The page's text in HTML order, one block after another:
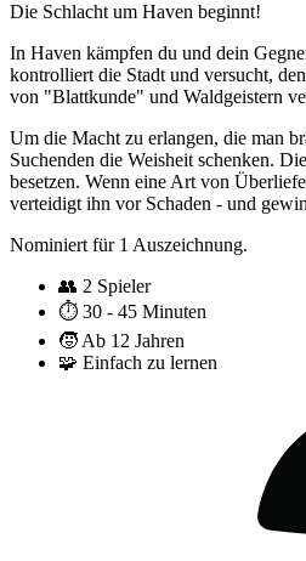
Die Schlacht um Haven beginnt!
In Haven kämpfen du und dein
kontrolliert die Stadt und versucht,
von "Blattkunde" und Waldgeistern
Um die Macht zu erlangen, die man
Suchenden die Weisheit schenken.
besetzen. Wenn eine Art von
verteidigt ihn vor Schaden - und
Nominiert für 1 Auszeichnung.
👥 2 Spieler
⏱️ 30 - 45 Minuten
🧒 Ab 12 Jahren
🧩 Einfach zu lernen